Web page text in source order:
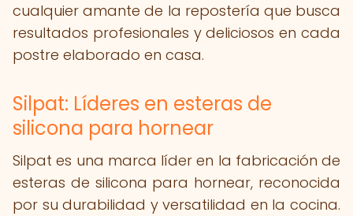
cualquier amante de la repostería que busca
resultados profesionales y deliciosos en cada
postre elaborado en casa.
Silpat: Líderes en esteras de
silicona para hornear
Silpat es una marca líder en la fabricación de
esteras de silicona para hornear, reconocida
por su durabilidad y versatilidad en la cocina.